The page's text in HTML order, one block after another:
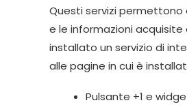
Questi servizi
e le informazioni
installato un servizio di
alle pagine in cui è
Pulsante +1 e